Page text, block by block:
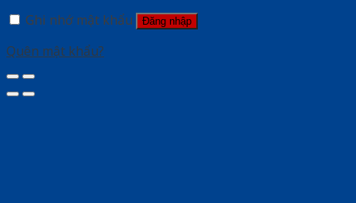
Ghi nhớ mật khẩu
Đăng nhập
Quên mật khẩu?